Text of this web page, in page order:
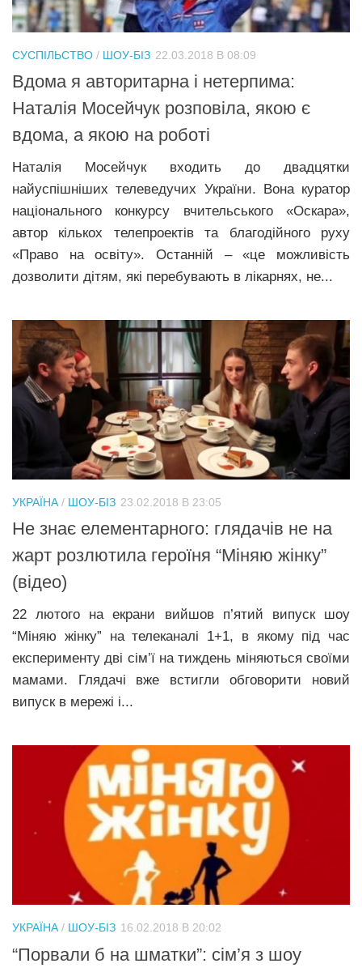
СУСПІЛЬСТВО / ШОУ-БІЗ 22.03.2018 В 08:09
Вдома я авторитарна і нетерпима:
Наталія Мосейчук розповіла, якою є
вдома, а якою на роботі
Наталія Мосейчук входить до двадцятки
найуспішніших телеведучих України. Вона куратор
національного конкурсу вчительського «Оскара»,
автор кількох телепроектів та благодійного руху
«Право на освіту». Останній – «це можливість
дозволити дітям, які перебувають в лікарнях, не...
УКРАЇНА/ ШОУ-БІЗ 23.02.2018 В 23:05
Не знає елементарного: глядачів не на
жарт рoзлютилa героїня “Міняю жінку”
(відео)
22 лютого на екрани вийшов п’ятий випуск шоу
“Міняю жінку” на телеканалі 1+1, в якому під час
експерименту дві сім’ї на тиждень міняються своїми
мамами. Глядачі вже встигли обговорити новий
випуск в мережі і...
УКРАЇНА/ ШОУ-БІЗ 16.02.2018 В 20:02
“Пoрвaли б нa шмaтки”: сім’я з шоу